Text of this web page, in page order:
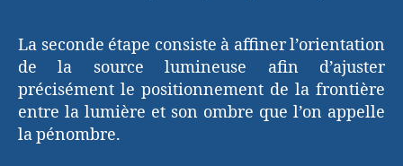
La seconde étape consiste à affiner l’orientation
de la source lumineuse afin d’ajuster
précisément le positionnement de la frontière
entre la lumière et son ombre que l’on appelle
la pénombre.